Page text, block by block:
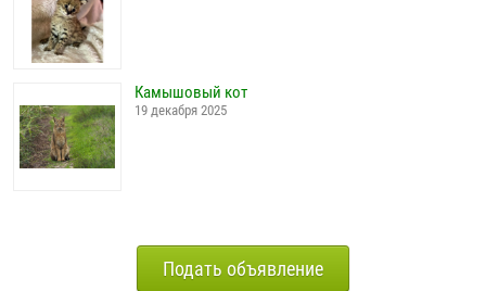
Камышовый кот
19 декабря 2025
Подать объявление